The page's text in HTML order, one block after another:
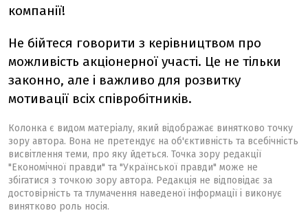
компанії!
Не бійтеся говорити з керівництвом про
можливість акціонерної участі. Це не тільки
законно, але і важливо для розвитку
мотивації всіх співробітників.
Колонка є видом матеріалу, який відображає винятково точку
зору автора. Вона не претендує на об'єктивність та всебічність
висвітлення теми, про яку йдеться. Точка зору редакції
"Економічної правди" та "Української правди" може не
збігатися з точкою зору автора. Редакція не відповідає за
достовірність та тлумачення наведеної інформації і виконує
винятково роль носія.